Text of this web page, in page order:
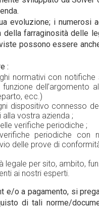
evoluzione; i numerosi
farraginosità delle
possono essere
:
normativi con
dell’argomento
ecc.)
dispositivo connesso
vostra azienda ;
verifiche periodiche ;
periodiche con
delle prove di
legale per sito, ambito,
ai nostri esperti.
o a pagamento, si
di tali norme/